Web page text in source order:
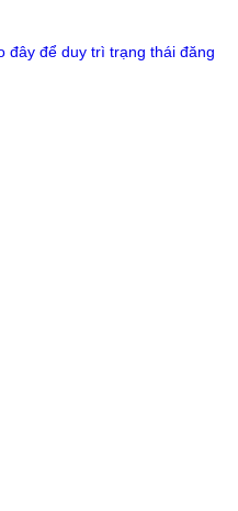
đây để duy trì trạng thái đăng